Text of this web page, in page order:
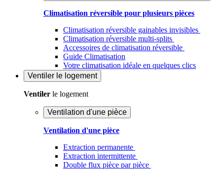
Climatisation réversible pour plusieurs pièces
Climatisation réversible gainables invisibles
Climatisation réversible multi-splits
Accessoires de climatisation réversible
Guide Climatisation
Votre climatisation idéale en quelques clics
Ventiler le logement
Ventiler le logement
Ventilation d'une pièce
Ventilation d'une pièce
Extraction permanente
Extraction intermittente
Double flux pièce par pièce